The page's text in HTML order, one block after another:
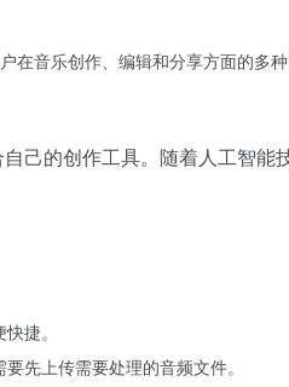
音乐创作、编辑和分享方面的多种
己的创作工具。随着人工智能
捷。
先上传需要处理的音频文件。